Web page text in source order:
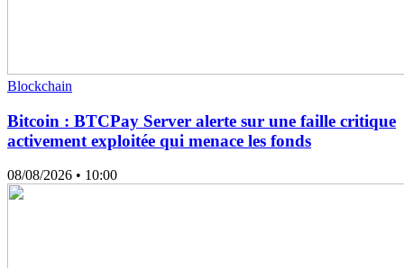
Blockchain
Bitcoin : BTCPay Server alerte sur une faille critique
activement exploitée qui menace les fonds
08/08/2026 • 10:00